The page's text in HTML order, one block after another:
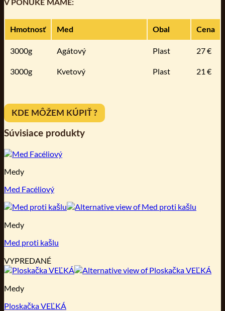
V PONUKE MÁME:
Hmotnosť Med Obal Cena
3000g Agátový Plast 27 €
3000g Kvetový Plast 21 €
KDE MÔŽEM KÚPIŤ ?
Súvisiace produkty
Medy
Med Facéliový
Medy
Med proti kašlu
VYPREDANÉ
Medy
Ploskačka VEĽKÁ